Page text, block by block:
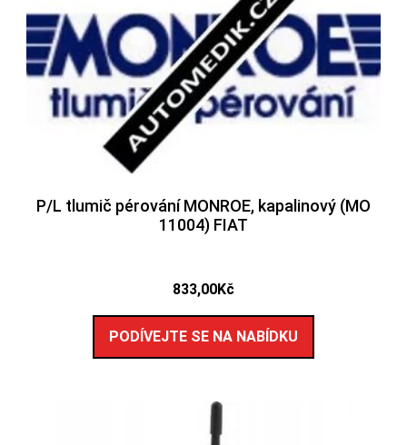
P/L tlumič pérování MONROE, kapalinový (MO
11004) FIAT
833,00Kč
PODÍVEJTE SE NA NABÍDKU